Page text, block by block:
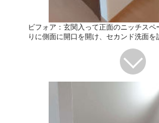
ビフォア：玄関入って正面のニッチス
りに側面に開口を開け、セカンド洗面を